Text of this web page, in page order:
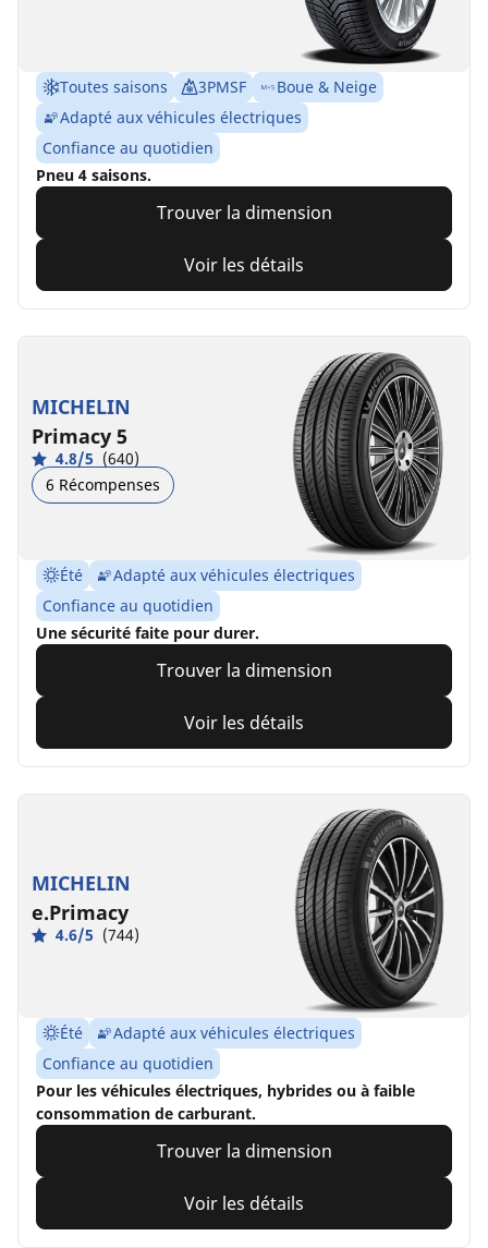
Toutes saisons 3PMSF
Boue & Neige
Adapté aux véhicules électriques
Confiance au quotidien
Pneu 4 saisons.
Trouver la dimension
Voir les détails
MICHELIN
Primacy 5
4.8/5 (640)
6 Récompenses
Été
Adapté aux véhicules électriques
Confiance au quotidien
Une sécurité faite pour durer.
Trouver la dimension
Voir les détails
MICHELIN
e.Primacy
4.6/5 (744)
Été
Adapté aux véhicules électriques
Confiance au quotidien
Pour les véhicules électriques, hybrides ou à faible
consommation de carburant.
Trouver la dimension
Voir les détails